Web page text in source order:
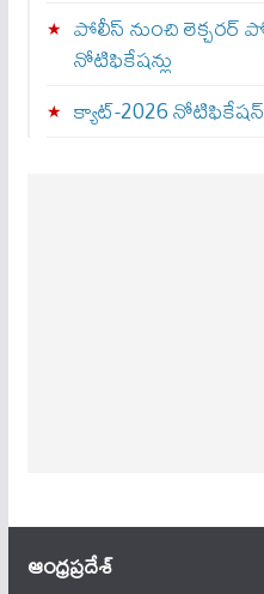
పోలీస్ నుంచి లెక్చరర్
నోటిఫికేషన్లు
క్యాట్-2026
ఆంధ్ర‌ప్ర‌దేశ్